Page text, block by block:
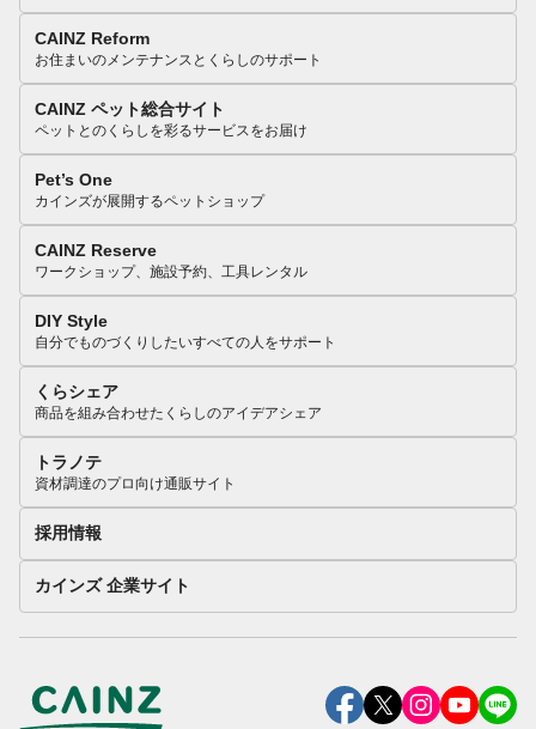
CAINZ Reform
お住まいのメンテナンスとくらしのサポート
CAINZ ペット総合サイト
ペットとのくらしを彩るサービスをお届け
Pet’s One
カインズが展開するペットショップ
CAINZ Reserve
ワークショップ、施設予約、工具レンタル
DIY Style
自分でものづくりしたいすべての人をサポート
くらシェア
商品を組み合わせたくらしのアイデアシェア
トラノテ
資材調達のプロ向け通販サイト
採用情報
カインズ 企業サイト